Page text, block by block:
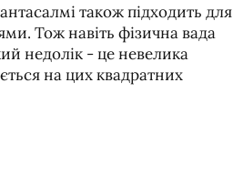
також підходить для
Тож навіть фізична вада
недолік - це невелика
на цих квадратних